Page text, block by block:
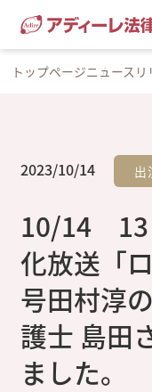
トップページニュース
2023/10/14 出
10/14 13
化放送「
号田村淳
護士 島田
ました。